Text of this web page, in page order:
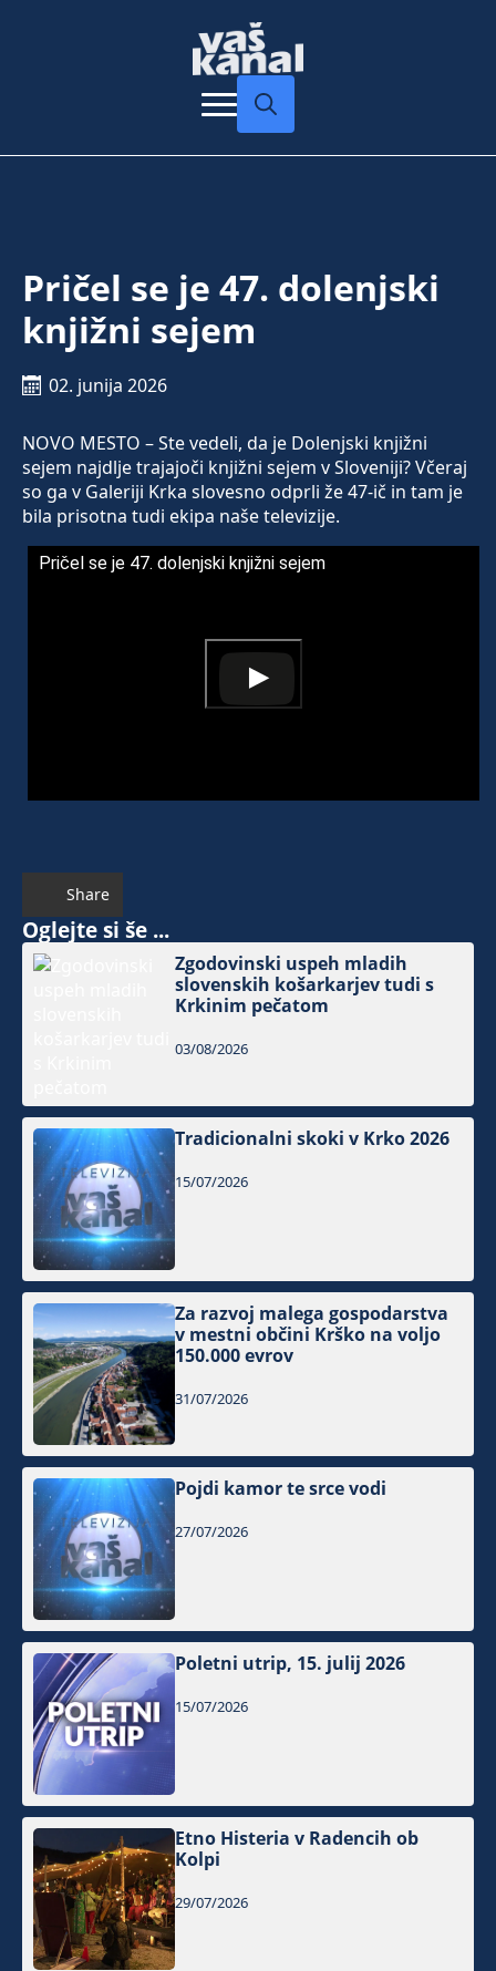
Pričel se je 47. dolenjski
knjižni sejem
02. junija 2026
NOVO MESTO – Ste vedeli, da je Dolenjski knjižni
sejem najdlje trajajoči knjižni sejem v Sloveniji? Včeraj
so ga v Galeriji Krka slovesno odprli že 47-ič in tam je
bila prisotna tudi ekipa naše televizije.
Pričel se je 47. dolenjski knjižni sejem
Share
Oglejte si še ...
Zgodovinski uspeh mladih
slovenskih košarkarjev tudi s
Krkinim pečatom
03/08/2026
Tradicionalni skoki v Krko 2026
15/07/2026
Za razvoj malega gospodarstva
v mestni občini Krško na voljo
150.000 evrov
31/07/2026
Pojdi kamor te srce vodi
27/07/2026
Poletni utrip, 15. julij 2026
15/07/2026
Etno Histeria v Radencih ob
Kolpi
29/07/2026